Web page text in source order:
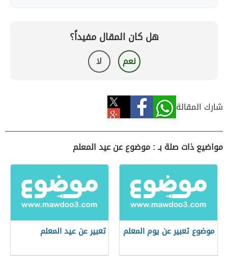
هل كان المقال مفيداً؟
نعم لا
شارك المقالة
مواضيع ذات صلة بـ : موضوع عن عيد المعلم
موضوع تعبير عن يوم المعلم تعبير عن عيد المعلم